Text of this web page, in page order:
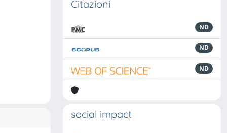
Citazioni
ND
ND
ND
social impact